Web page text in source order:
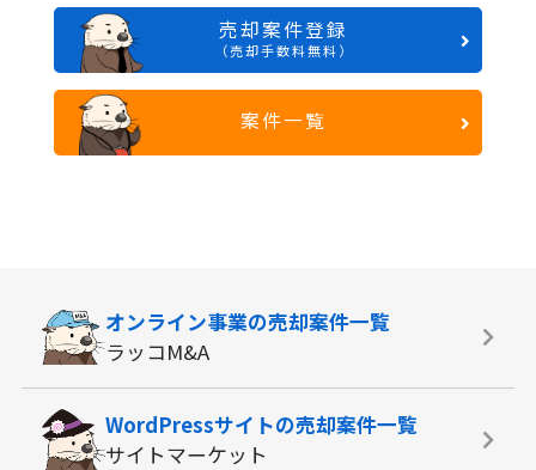
売却案件登録
（売却手数料無料）
案件一覧
オンライン事業の売却案件一覧
ラッコM&A
WordPressサイトの売却案件一覧
サイトマーケット